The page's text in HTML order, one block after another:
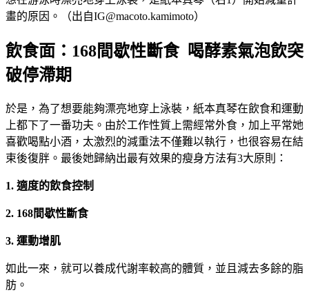
畫的原因。（出自IG@macoto.kamimoto）
飲食面：168間歇性斷食 喝酵素氣泡飲突
破停滯期
於是，為了想要能夠漂亮地穿上泳裝，紙本真琴在飲食和運動
上都下了一番功夫。由於工作性質上需經常外食，加上平常她
喜歡喝點小酒，太激烈的減重法不僅難以執行，也很容易在結
束後復胖。最後她歸納出最有效果的瘦身方法有3大原則：
1. 適度的飲食控制
2. 168間歇性斷食
3. 運動增肌
如此一來，就可以養成代謝率較高的體質，並且減去多餘的脂
肪。